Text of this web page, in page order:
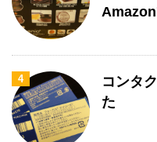
4
コンタ
た